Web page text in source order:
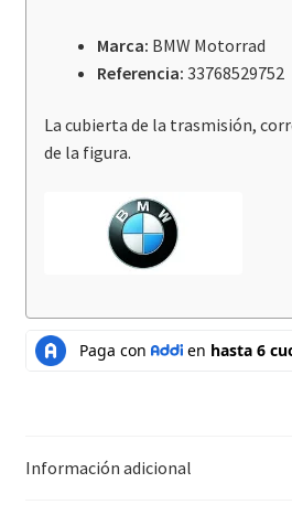
Marca: BMW Motorrad
Referencia: 33768529752
La cubierta de la trasmisión,
de la figura.
Información adicional